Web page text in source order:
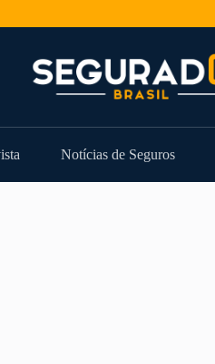
Notícias de Seguros